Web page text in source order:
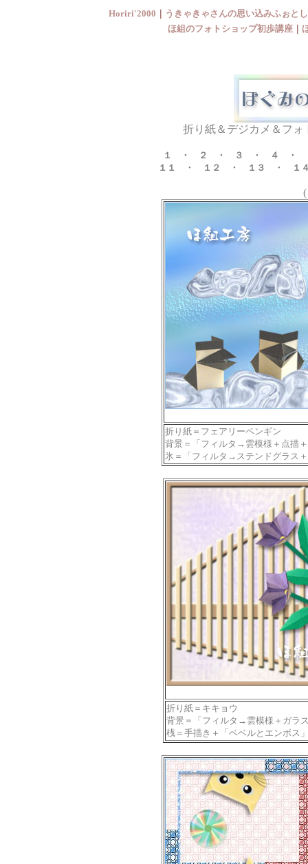
Horiri'2000
うきゃきゃさんの思い込みふぉと
ほ組のフォトショップ初歩講座｜
折り紙＆デジカメ＆フ
１ ・ ２ ・ ３ ・ ４ ・
１１
・ １２ ・ １３ ・ １
折り紙＝フェアリーペンギン
背景＝「フィルタ→雲模様＋点描
氷＝「フィルタ→ステンドグラス
折り紙＝キキョウ
背景＝「フィルタ→雲模様＋ガラ
桟＝手描き＋「ベベルとエンボス